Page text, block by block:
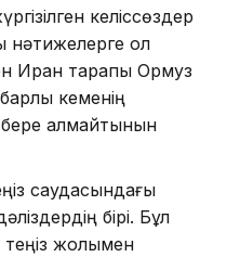
келіссөздер
нәтижелерге қол
Иран тарапы Ормуз
кеменің
бере алмайтынын
саудасындағы
бірі. Бұл
теңіз жолымен